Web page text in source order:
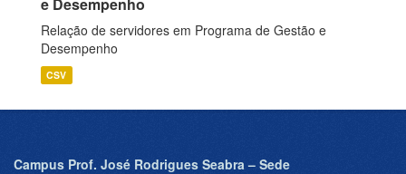
Relação de servidores em Programa de Gestão e
Desempenho
CSV
Campus Prof. José Rodrigues Seabra – Sede